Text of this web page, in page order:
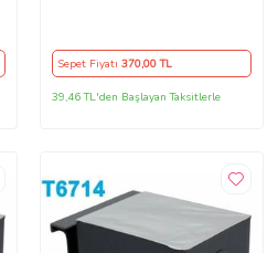
Sepet Fiyatı370,00 TL
39,46 TL'den Başlayan Taksitlerle